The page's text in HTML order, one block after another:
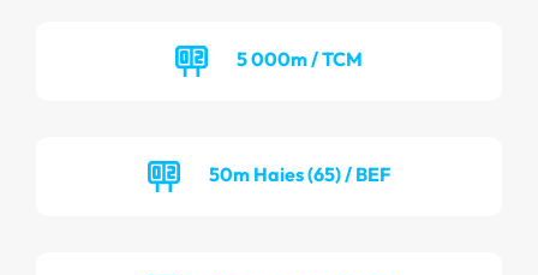
5 000m / TCM
50m Haies (65) / BEF